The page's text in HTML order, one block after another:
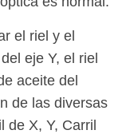
el riel y el
eje Y, el riel
aceite del
de las diversas
de X, Y, Carril